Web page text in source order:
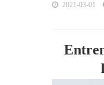
2021-03-01